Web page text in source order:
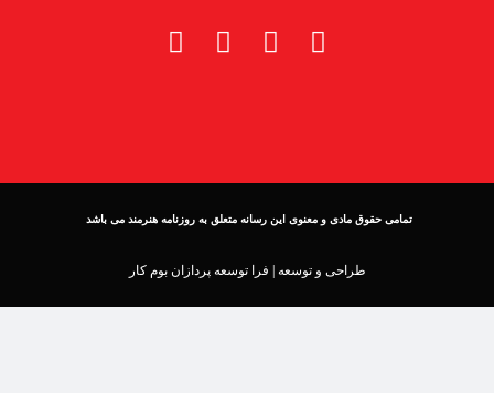
تمامی حقوق مادی و معنوی این رسانه متعلق به روزنامه هنرمند می باشد
طراحی و توسعه | فرا توسعه پردازان بوم کار